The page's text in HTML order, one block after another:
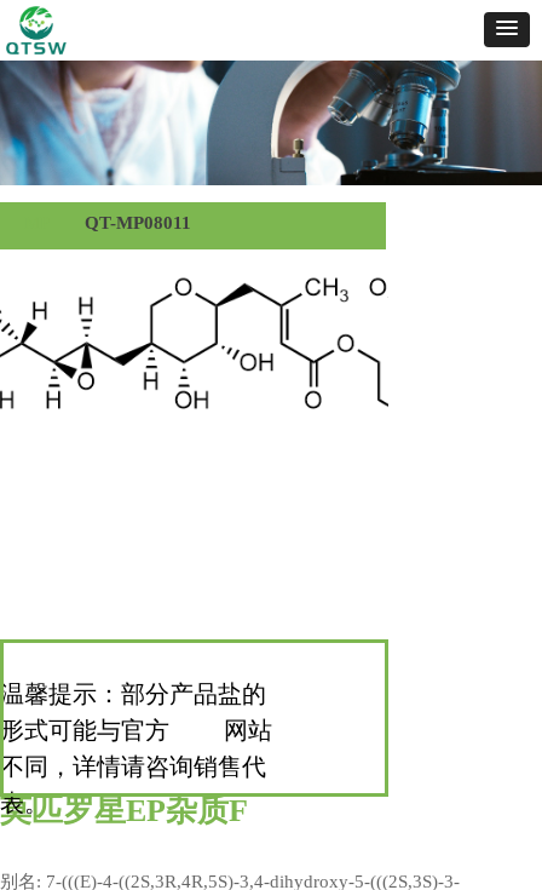
莫匹罗星EP杂质F
别名: 7-(((E)-4-((2S,3R,4R,5S)-3,4-dihydroxy-5-(((2S,3S)-3-
温馨提示：部分产品盐的
形式可能与官方 网站
不同，详情请咨询销售代
表。
QT-MP08011